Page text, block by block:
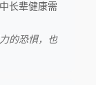
长辈健康需
的恐惧，也